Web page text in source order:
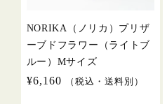
NORIKA（ノリカ）プリザ
ーブドフラワー（ライトブ
ルー）Mサイズ
通
¥6,160 （税込・送料別）